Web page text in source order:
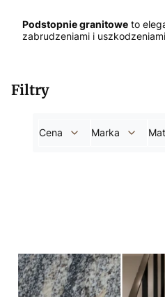
Podstopnie granitowe to
zabrudzeniami i
Filtry
Cena Marka